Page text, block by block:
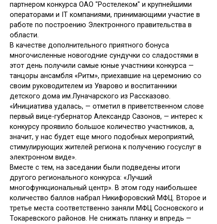
партнером конкурса ОАО "Ростелеком" и крупнейшими
операторами и IT компаниями, принимающими участие в
работе по построению Электронного правительства в
области.
В качестве дополнительного приятного бонуса
многочисленные новогодние сундучки со сладостями в
этот день получили самые юные участники конкурса —
танцоры ансамбля «Ритм», приехавшие на церемонию со
своим руководителем из Уварово и воспитанники
детского дома им.Луначарского из Рассказово.
«Инициатива удалась, — отметил в приветственном слове
первый вице-губернатор Александр Сазонов, — интерес к
конкурсу проявило большое количество участников, а,
значит, у нас будет еще много подобных мероприятий,
стимулирующих жителей региона к получению госуслуг в
электронном виде».
Вместе с тем, на заседании были подведены итоги
другого регионального конкурса: «Лучший
многофункциональный центр». В этом году наибольшее
количество баллов набрал Никифоровский МФЦ. Второе и
третье места соответственно заняли МФЦ Сосновского и
Токаревского районов. Не снижать планку и впредь —